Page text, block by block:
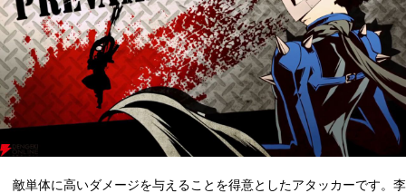
敵単体に高いダメージを与えることを得意としたアタッカーです。李